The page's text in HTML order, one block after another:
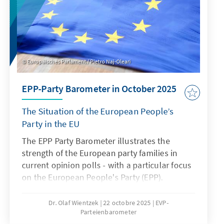
Europäisches Parlament / Pietro Naj-Oleari
EPP-Party Barometer in October 2025
The Situation of the European People’s
Party in the EU
The EPP Party Barometer illustrates the
strength of the European party families in
current opinion polls - with a particular focus
on the European People's Party (EPP).
Dr. Olaf Wientzek 22 octobre 2025
EVP-
Parteienbarometer